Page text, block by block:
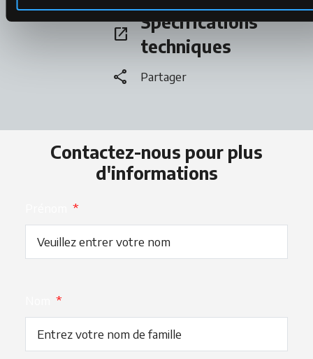
open_in_new
Spécifications
techniques
s’ouvre dans un nouvel onglet
share Partager
Contactez-nous pour plus
d'informations
*
*